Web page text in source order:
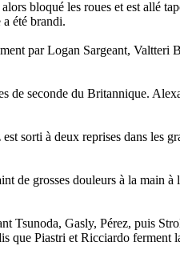
bloqué les roues et est allé
été brandi.
par Logan Sargeant, Valtteri
de seconde du Britannique.
sorti à deux reprises dans les
de grosses douleurs à la main à
Tsunoda, Gasly, Pérez, puis
que Piastri et Ricciardo ferment